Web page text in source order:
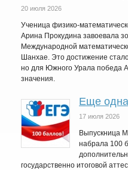
20 июля 2026
Ученица физико-
Арина Прокудина завоевала
Международной
Шанхае. Это достижение
но для Южного Урала победа
значения.
Еще
17 июля 2026
Выпускница
набрала 100
государственно итоговой